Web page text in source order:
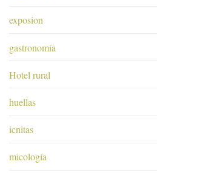
exposion
gastronomía
Hotel rural
huellas
icnitas
micología